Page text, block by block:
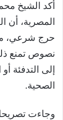
أكد الشيخ
المصرية، أن
حرج شرعي،
نصوص تمنع
إلى التدفئة
الصحية.
وجاءت